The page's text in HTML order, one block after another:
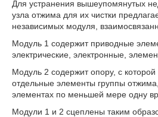
Для устранения вышеупомянутых
узла отжима для их чистки
независимых модуля,
Модуль 1 содержит приводные
электрические, электронные,
Модуль 2 содержит опору, с
отдельные элементы группы
элементах по меньшей мере одну
Модули 1 и 2 сцеплены таким